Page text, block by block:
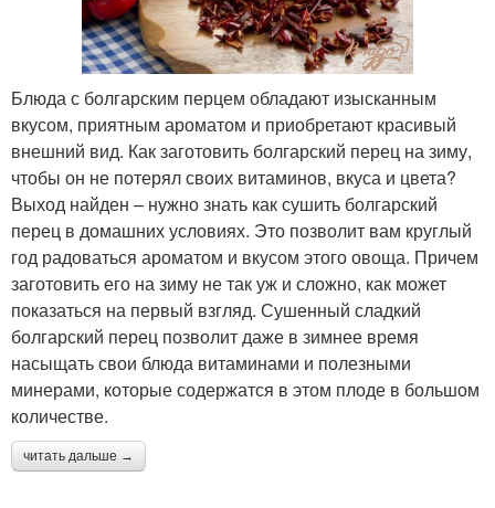
Блюда с болгарским перцем обладают изысканным
вкусом, приятным ароматом и приобретают красивый
внешний вид. Как заготовить болгарский перец на зиму,
чтобы он не потерял своих витаминов, вкуса и цвета?
Выход найден – нужно знать как сушить болгарский
перец в домашних условиях. Это позволит вам круглый
год радоваться ароматом и вкусом этого овоща. Причем
заготовить его на зиму не так уж и сложно, как может
показаться на первый взгляд. Сушенный сладкий
болгарский перец позволит даже в зимнее время
насыщать свои блюда витаминами и полезными
минерами, которые содержатся в этом плоде в большом
количестве.
читать дальше →